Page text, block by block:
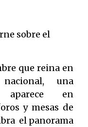
sobre el
que reina en
una
aparece en
y mesas de
el panorama